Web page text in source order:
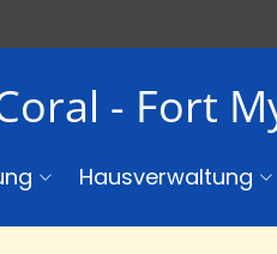
- Fort
Hausverwaltung